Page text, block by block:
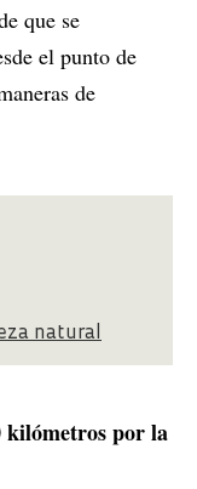
que se
el punto de
de
natural
kilómetros por la